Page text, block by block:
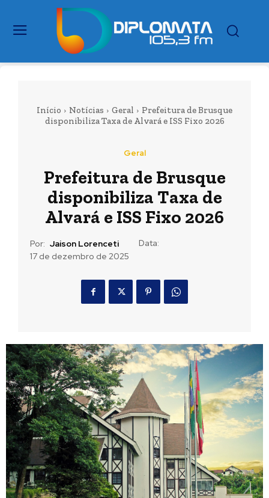
Início Notícias Geral
Prefeitura de Brusque
disponibiliza Taxa de Alvará e ISS Fixo 2026
Geral
Prefeitura de Brusque
disponibiliza Taxa de
Alvará e ISS Fixo 2026
Por: Jaison Lorenceti
Data:
17 de dezembro de 2025